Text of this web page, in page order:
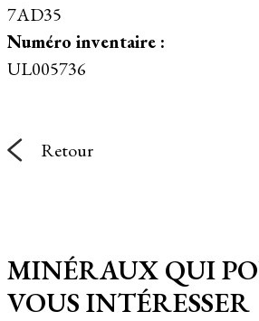
7AD35
Numéro inventaire :
UL005736
Retour
MINÉRAUX QUI
VOUS INTÉRESSER